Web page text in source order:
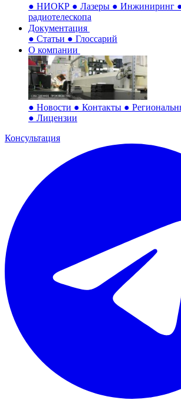
● НИОКР ● Лазеры ● Инжиниринг
радиотелескопа
Документация
● Статьи ● Глоссарий
О компании
● Новости ● Контакты ●
● Лицензии
Консультация